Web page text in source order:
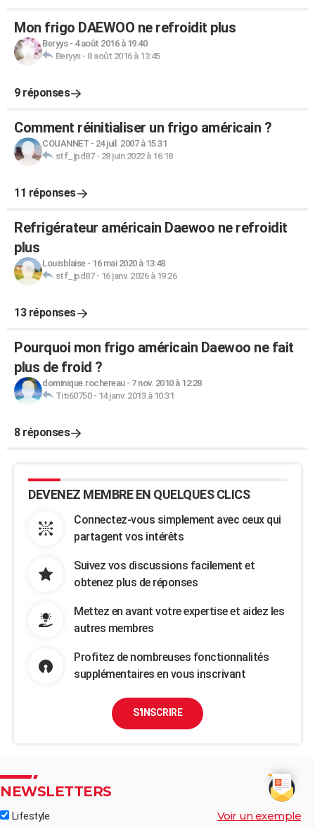
Mon frigo DAEWOO ne refroidit plus
Beryys- 4 août 2016 à 19:40
Beryys- 8 août 2016 à 13:45
9 réponses
Comment réinitialiser un frigo américain ?
COUANNET - 24 juil. 2007 à 15:31
stf_jpd87- 28 juin 2022 à 16:18
11 réponses
Refrigérateur américain Daewoo ne refroidit
plus
Louisblaise- 16 mai 2020 à 13:48
stf_jpd87- 16 janv. 2026 à 19:26
13 réponses
Pourquoi mon frigo américain Daewoo ne fait
plus de froid ?
dominique.rochereau- 7 nov. 2010 à 12:28
Titi60750- 14 janv. 2013 à 10:31
8 réponses
DEVENEZ MEMBRE EN QUELQUES CLICS
Connectez-vous simplement avec ceux qui
partagent vos intérêts
Suivez vos discussions facilement et
obtenez plus de réponses
Mettez en avant votre expertise et aidez les
autres membres
Profitez de nombreuses fonctionnalités
supplémentaires en vous inscrivant
S'INSCRIRE
NEWSLETTERS
Lifestyle Voir un exemple